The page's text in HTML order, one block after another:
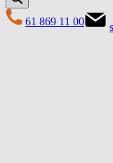
61 869 11 00